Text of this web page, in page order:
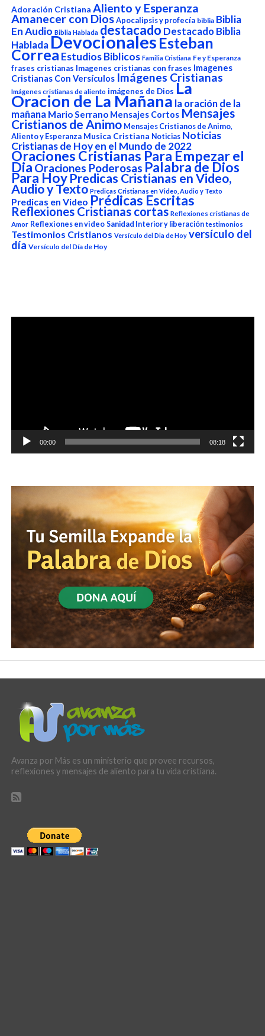
Adoración Cristiana Aliento y Esperanza
Amanecer con Dios Apocalipsis y profecía biblia Biblia
En Audio Biblia Hablada destacado Destacado Biblia
HabladaDevocionalesEsteban
Correa Estudios Biblicos Familia Cristiana Fe y Esperanza
frases cristianas Imagenes cristianas con frases Imagenes
Cristianas Con Versículos Imágenes Cristianas
Imágenes cristianas de aliento imágenes de Dios La
Oracion de La Mañana la oración de la
mañana Mario Serrano Mensajes Cortos Mensajes
Cristianos de Animo Mensajes Cristianos de Animo,
Aliento y Esperanza Musica Cristiana Noticias Noticias
Cristianas de Hoy en el Mundo de 2022
Oraciones Cristianas Para Empezar el
DiaOraciones Poderosas Palabra de Dios
Para Hoy Predicas Cristianas en Video,
Audio y Texto Predicas Cristianas en Video, Audio y Texto
Predicas en Video Prédicas Escritas
Reflexiones Cristianas cortas Reflexiones cristianas de
Amor Reflexiones en video Sanidad Interior y liberación testimonios
Testimonios Cristianos Versículo del Dia de Hoy versículo del
día Versículo del Día de Hoy
Reproductor
00:00 08:18
Avanza por Más es un ministerio que provee recursos,
reflexiones y mensajes de aliento para tu vida cristiana.